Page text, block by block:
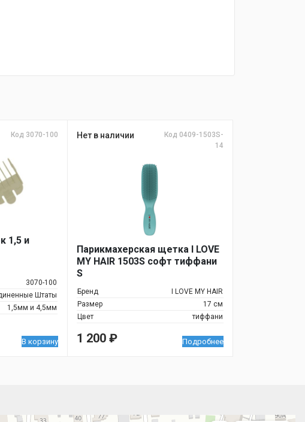
Код 3070-100
1,5 и
3070-100
Штаты
1,5мм и 4,5мм
В корзину
Нет в наличии
Код 0409-1503S-
14
Парикмахерская щетка I LOVE
MY HAIR 1503S софт тиффани
S
Бренд
I LOVE MY HAIR
Размер
17 см
Цвет
тиффани
1 200 ₽ Подробнее